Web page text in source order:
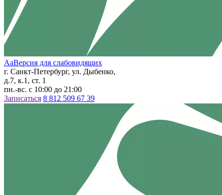
AaВерсия для слабовидящих
г. Санкт-Петербург, ул. Дыбенко,
д.7, к.1, ст. 1
пн.-вс. с 10:00 до 21:00
Записаться 8 812 509 67 39